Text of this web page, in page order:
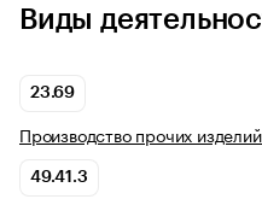
Виды
23.69
Производство прочих
49.41.3